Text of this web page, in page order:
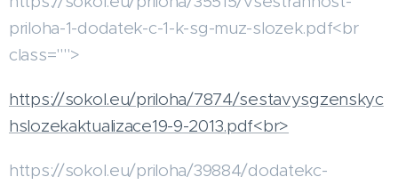
priloha-1-dodatek-c-1-k-sg-muz-slozek.pdf<br
class="">
https://sokol.eu/priloha/7874/sestavysgzenskyc
hslozekaktualizace19-9-2013.pdf<br>
https://sokol.eu/priloha/39884/dodatekc-